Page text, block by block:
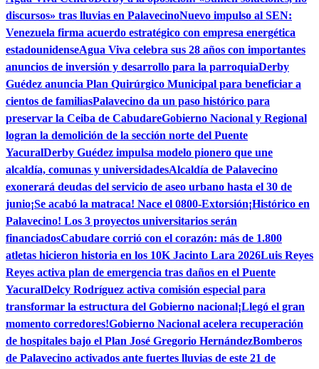
discursos» tras lluvias en PalavecinoNuevo impulso al SEN:
Venezuela firma acuerdo estratégico con empresa energética
estadounidenseAgua Viva celebra sus 28 años con importantes
anuncios de inversión y desarrollo para la parroquiaDerby
Guédez anuncia Plan Quirúrgico Municipal para beneficiar a
cientos de familiasPalavecino da un paso histórico para
preservar la Ceiba de CabudareGobierno Nacional y Regional
logran la demolición de la sección norte del Puente
YacuralDerby Guédez impulsa modelo pionero que une
alcaldía, comunas y universidadesAlcaldía de Palavecino
exonerará deudas del servicio de aseo urbano hasta el 30 de
junio¡Se acabó la matraca! Nace el 0800-Extorsión¡Histórico en
Palavecino! Los 3 proyectos universitarios serán
financiadosCabudare corrió con el corazón: más de 1.800
atletas hicieron historia en los 10K Jacinto Lara 2026Luis Reyes
Reyes activa plan de emergencia tras daños en el Puente
YacuralDelcy Rodríguez activa comisión especial para
transformar la estructura del Gobierno nacional¡Llegó el gran
momento corredores!Gobierno Nacional acelera recuperación
de hospitales bajo el Plan José Gregorio HernándezBomberos
de Palavecino activados ante fuertes lluvias de este 21 de